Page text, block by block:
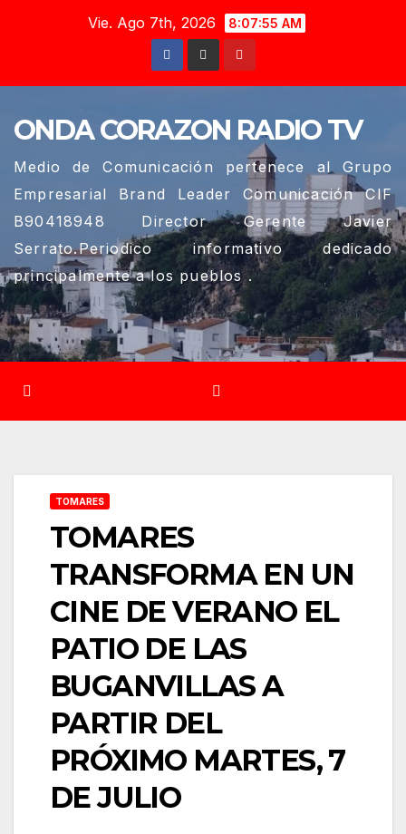
Vie. Ago 7th, 2026 8:07:56 AM
ONDA CORAZON RADIO TV
Medio de Comunicación pertenece al Grupo
Empresarial Brand Leader Comunicación CIF
B90418948 Director Gerente Javier
Serrato.Periodico informativo dedicado
principalmente a los pueblos .
TOMARES
TOMARES
TRANSFORMA EN UN
CINE DE VERANO EL
PATIO DE LAS
BUGANVILLAS A
PARTIR DEL
PRÓXIMO MARTES, 7
DE JULIO